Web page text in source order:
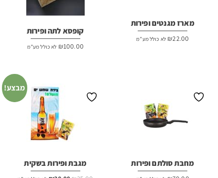
מארז מגנטים ופירות
₪22.00 לא כולל מע"מ
קופסא לתה ופירות
₪100.00 לא כולל מע"מ
מחבת סולתם ופירות
מבצע!
מגבת ופירות בשקית